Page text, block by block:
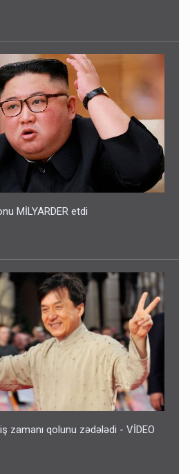
MİLYARDER etdi
zamanı qolunu zədələdi - VİDEO